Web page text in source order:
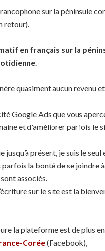
sur la péninsule
retour).
en français sur la
.
quasiment aucun revenu
Google Ads que vous
et d'améliorer parfois le
jusqu’à présent, je suis le
la bonté de se joindre
associés.
sur le site est la
la plateforme est de plus
Corée(Facebook),